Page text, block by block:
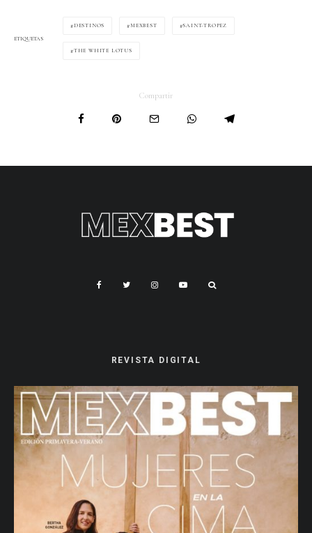
ETIQUETAS
DESTINOS MEXBEST SAINT-TROPEZ
THE WHITE LOTUS
Compartir
REVISTA DIGITAL